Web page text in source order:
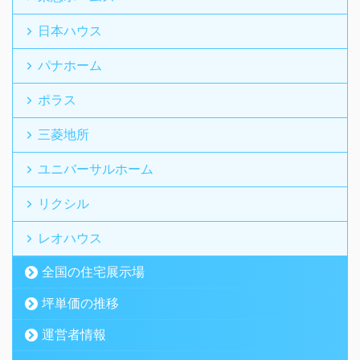
日本ハウス
パナホーム
ポラス
三菱地所
ユニバーサルホーム
リクシル
レオハウス
全国の住宅展示場
坪単価の推移
運営者情報